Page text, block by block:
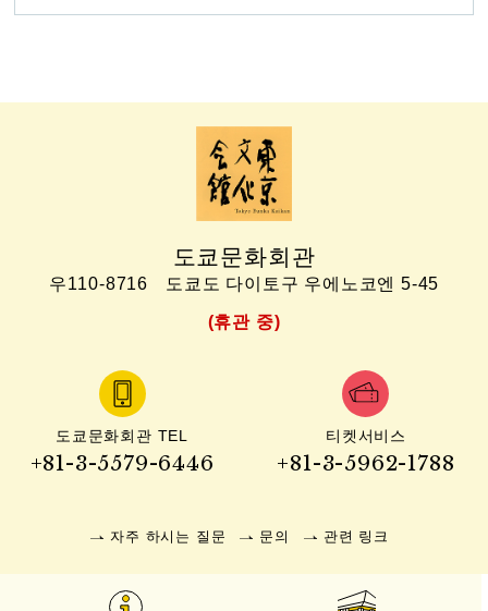
도쿄문화회관
우110-8716 도쿄도 다이토구 우에노코엔 5-45
(휴관 중)
도쿄문화회관 TEL
+81-3-5579-6446
티켓서비스
+81-3-5962-1788
자주 하시는 질문 문의 관련 링크